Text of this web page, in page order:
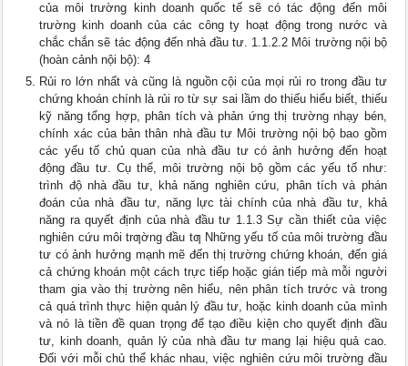
của môi trường kinh doanh quốc tế sẽ có tác động đến môi
trường kinh doanh của các công ty hoạt động trong nước và
chắc chắn sẽ tác động đến nhà đầu tư. 1.1.2.2 Môi trường nội bộ
(hoàn cảnh nội bộ): 4
Rủi ro lớn nhất và cũng là nguồn cội của mọi rủi ro trong đầu tư
chứng khoán chính là rủi ro từ sự sai lầm do thiếu hiểu biết, thiếu
kỹ năng tổng hợp, phân tích và phản ứng thị trường nhạy bén,
chính xác của bản thân nhà đầu tư Môi trường nội bộ bao gồm
các yếu tố chủ quan của nhà đầu tư có ảnh hưởng đến hoạt
động đầu tư. Cụ thể, môi trường nội bộ gồm các yếu tố như:
trình độ nhà đầu tư, khả năng nghiên cứu, phân tích và phán
đoán của nhà đầu tư, năng lực tài chính của nhà đầu tư, khả
năng ra quyết định của nhà đầu tư 1.1.3 Sự cần thiết của việc
nghiên cứu môi trƣờng đầu tƣ Những yếu tố của môi trường đầu
tư có ảnh hưởng mạnh mẽ đến thị trường chứng khoán, đến giá
cả chứng khoán một cách trực tiếp hoặc gián tiếp mà mỗi người
tham gia vào thị trường nên hiểu, nên phân tích trước và trong
cả quá trình thực hiện quản lý đầu tư, hoặc kinh doanh của mình
và nó là tiền đề quan trọng để tạo điều kiện cho quyết định đầu
tư, kinh doanh, quản lý của nhà đầu tư mang lại hiệu quả cao.
Đối với mỗi chủ thể khác nhau, việc nghiên cứu môi trường đầu